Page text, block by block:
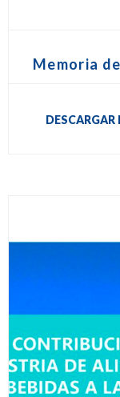
Memoria
DESCARGAR